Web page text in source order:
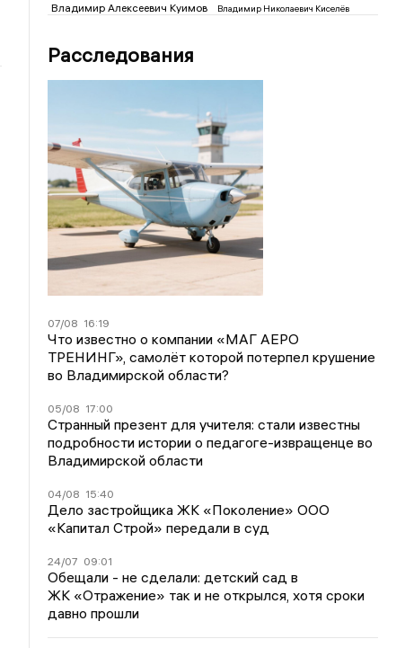
Владимир Алексеевич Куимов Владимир Николаевич Киселёв
Расследования
07/08 16:19
Что известно о компании «МАГ АЕРО
ТРЕНИНГ», самолёт которой потерпел крушение
во Владимирской области?
05/08 17:00
Странный презент для учителя: стали известны
подробности истории о педагоге-извращенце во
Владимирской области
04/08 15:40
Дело застройщика ЖК «Поколение» ООО
«Капитал Строй» передали в суд
24/07 09:01
Обещали - не сделали: детский сад в
ЖК «Отражение» так и не открылся, хотя сроки
давно прошли